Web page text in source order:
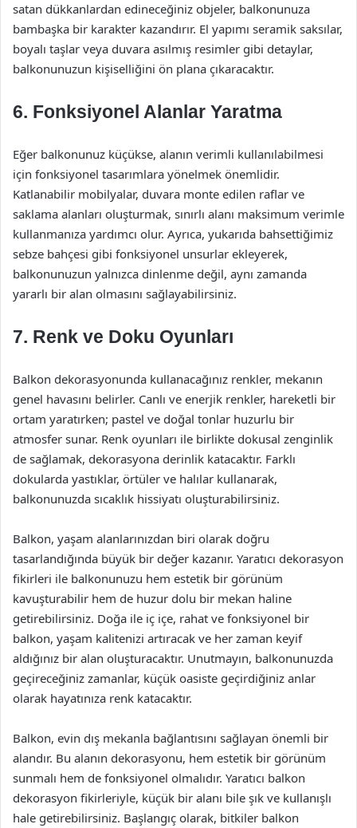
satan dükkanlardan edineceğiniz objeler, balkonunuza
bambaşka bir karakter kazandırır. El yapımı seramik saksılar,
boyalı taşlar veya duvara asılmış resimler gibi detaylar,
balkonunuzun kişiselliğini ön plana çıkaracaktır.
6. Fonksiyonel Alanlar Yaratma
Eğer balkonunuz küçükse, alanın verimli kullanılabilmesi
için fonksiyonel tasarımlara yönelmek önemlidir.
Katlanabilir mobilyalar, duvara monte edilen raflar ve
saklama alanları oluşturmak, sınırlı alanı maksimum verimle
kullanmanıza yardımcı olur. Ayrıca, yukarıda bahsettiğimiz
sebze bahçesi gibi fonksiyonel unsurlar ekleyerek,
balkonunuzun yalnızca dinlenme değil, aynı zamanda
yararlı bir alan olmasını sağlayabilirsiniz.
7. Renk ve Doku Oyunları
Balkon dekorasyonunda kullanacağınız renkler, mekanın
genel havasını belirler. Canlı ve enerjik renkler, hareketli bir
ortam yaratırken; pastel ve doğal tonlar huzurlu bir
atmosfer sunar. Renk oyunları ile birlikte dokusal zenginlik
de sağlamak, dekorasyona derinlik katacaktır. Farklı
dokularda yastıklar, örtüler ve halılar kullanarak,
balkonunuzda sıcaklık hissiyatı oluşturabilirsiniz.
Balkon, yaşam alanlarınızdan biri olarak doğru
tasarlandığında büyük bir değer kazanır. Yaratıcı dekorasyon
fikirleri ile balkonunuzu hem estetik bir görünüm
kavuşturabilir hem de huzur dolu bir mekan haline
getirebilirsiniz. Doğa ile iç içe, rahat ve fonksiyonel bir
balkon, yaşam kalitenizi artıracak ve her zaman keyif
aldığınız bir alan oluşturacaktır. Unutmayın, balkonunuzda
geçireceğiniz zamanlar, küçük oasiste geçirdiğiniz anlar
olarak hayatınıza renk katacaktır.
Balkon, evin dış mekanla bağlantısını sağlayan önemli bir
alandır. Bu alanın dekorasyonu, hem estetik bir görünüm
sunmalı hem de fonksiyonel olmalıdır. Yaratıcı balkon
dekorasyon fikirleriyle, küçük bir alanı bile şık ve kullanışlı
hale getirebilirsiniz. Başlangıç olarak, bitkiler balkon